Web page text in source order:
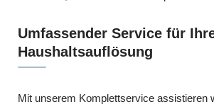
Umfassender Service für
Haushaltsauflösung
Mit unserem Komplettservice assistieren